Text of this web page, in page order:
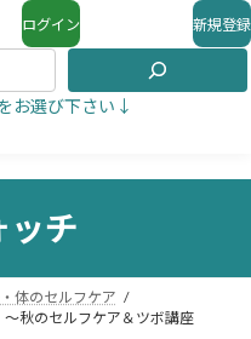
ログイン 新規登録
お選び下さい↓
ッチ
体のセルフケア
～秋のセルフケア＆ツボ講座